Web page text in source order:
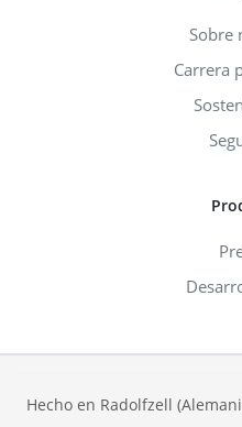
Sobre
Carrera
Hecho en Radolfzell